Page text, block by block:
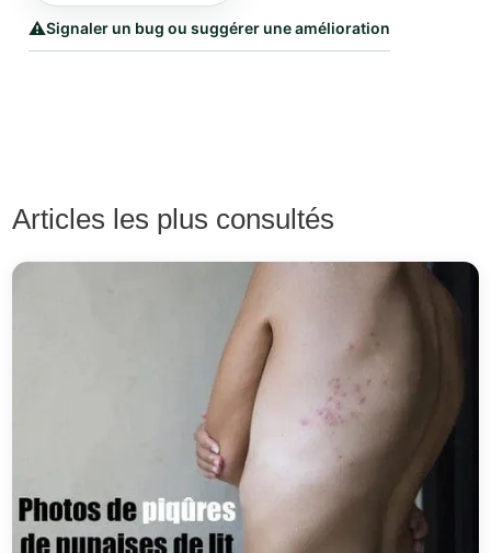
⚠️Signaler un bug ou suggérer une amélioration
Articles les plus consultés